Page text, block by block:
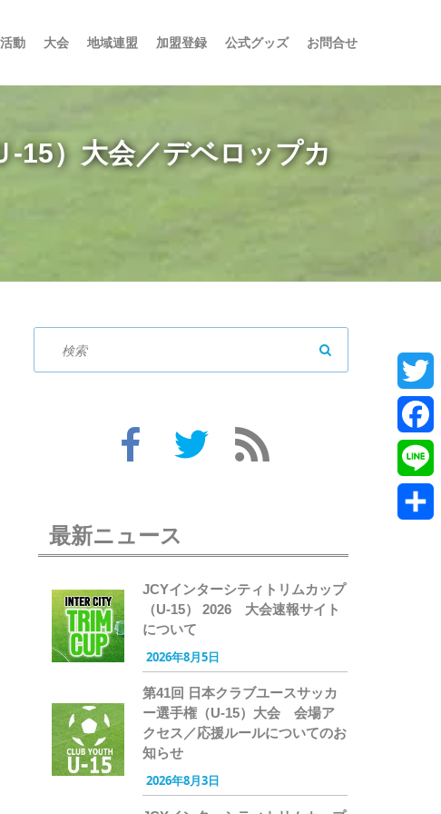
動 大会 地域連盟 加盟登録 公式グッズ お問合せ
-15）大会／デベロップカ
最新ニュース
JCYインターシティトリムカップ
（U-15） 2026 大会速報サイト
について
2026年8月5日
第41回 日本クラブユースサッカ
ー選手権（U-15）大会 会場ア
クセス／応援ルールについてのお
知らせ
2026年8月3日
Line